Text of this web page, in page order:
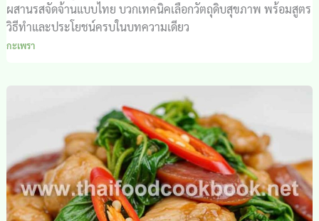
ผสานรสจัดจ้านแบบไทย บวกเทคนิคเลือกวัตถุดิบสุขภาพ พร้อมสูตร
วิธีทำและประโยชน์ครบในบทความเดียว
กะเพรา